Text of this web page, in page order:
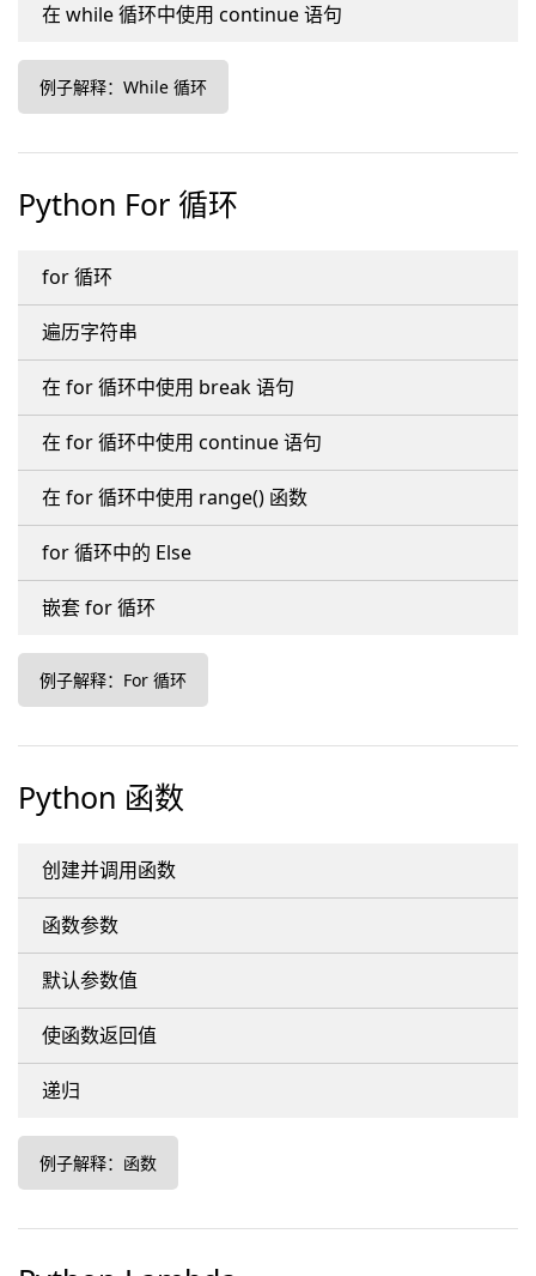
在 while 循环中使用 continue 语句
例子解释：While 循环
Python For 循环
for 循环
遍历字符串
在 for 循环中使用 break 语句
在 for 循环中使用 continue 语句
在 for 循环中使用 range() 函数
for 循环中的 Else
嵌套 for 循环
例子解释：For 循环
Python 函数
创建并调用函数
函数参数
默认参数值
使函数返回值
递归
例子解释：函数